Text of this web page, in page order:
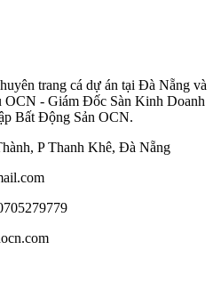
trang cá dự án tại Đà Nẵng và
- Giám Đốc Sàn Kinh Doanh
Bất Động Sản OCN.
P Thanh Khê, Đà Nẵng